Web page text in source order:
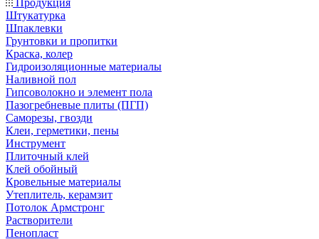
Продукция
Штукатурка
Шпаклевки
Грунтовки и пропитки
Краска, колер
Гидроизоляционные материалы
Наливной пол
Гипсоволокно и элемент пола
Пазогребневые плиты (ПГП)
Саморезы, гвозди
Клеи, герметики, пены
Инструмент
Плиточный клей
Клей обойный
Кровельные материалы
Утеплитель, керамзит
Потолок Армстронг
Растворители
Пенопласт